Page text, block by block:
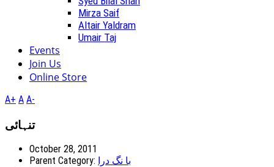
Mirza Saif
Altair Yaldram
Umair Taj
Events
Join Us
Online Store
A+ A A-
تنہائی
October 28, 2011
Parent Category:
با نگ درا